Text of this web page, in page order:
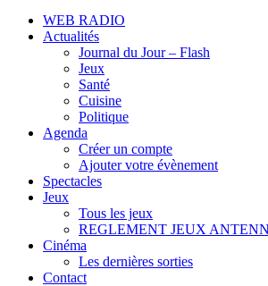
WEB RADIO
Actualités
Journal du Jour – Flash
Jeux
Santé
Cuisine
Politique
Agenda
Créer un compte
Ajouter votre évènement
Spectacles
Jeux
Tous les jeux
REGLEMENT JEUX
Cinéma
Les dernières sorties
Contact